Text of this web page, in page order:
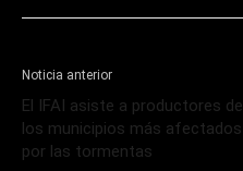
Noticia anterior
El IFAI asiste a productores de
los municipios más afectados
por las tormentas